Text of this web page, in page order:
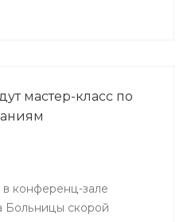
сосудистых
мастер-класс по
в конференц-зале
Больницы скорой